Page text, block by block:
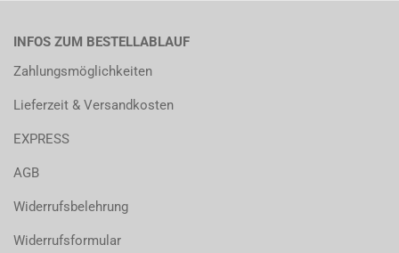
INFOS ZUM BESTELLABLAUF
Zahlungsmöglichkeiten
Lieferzeit & Versandkosten
EXPRESS
AGB
Widerrufsbelehrung
Widerrufsformular